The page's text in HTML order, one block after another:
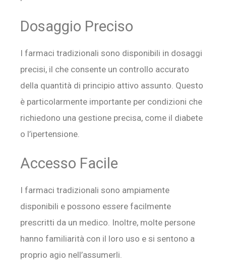
Dosaggio Preciso
I farmaci tradizionali sono disponibili in dosaggi
precisi, il che consente un controllo accurato
della quantità di principio attivo assunto. Questo
è particolarmente importante per condizioni che
richiedono una gestione precisa, come il diabete
o l’ipertensione.
Accesso Facile
I farmaci tradizionali sono ampiamente
disponibili e possono essere facilmente
prescritti da un medico. Inoltre, molte persone
hanno familiarità con il loro uso e si sentono a
proprio agio nell’assumerli.